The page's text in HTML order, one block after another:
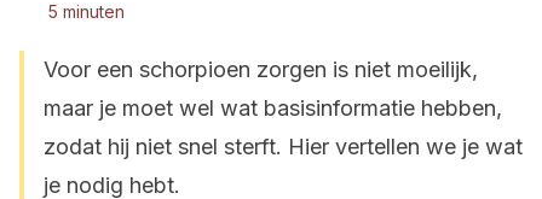
5 minuten
Voor een schorpioen zorgen is niet moeilijk,
maar je moet wel wat basisinformatie hebben,
zodat hij niet snel sterft. Hier vertellen we je wat
je nodig hebt.